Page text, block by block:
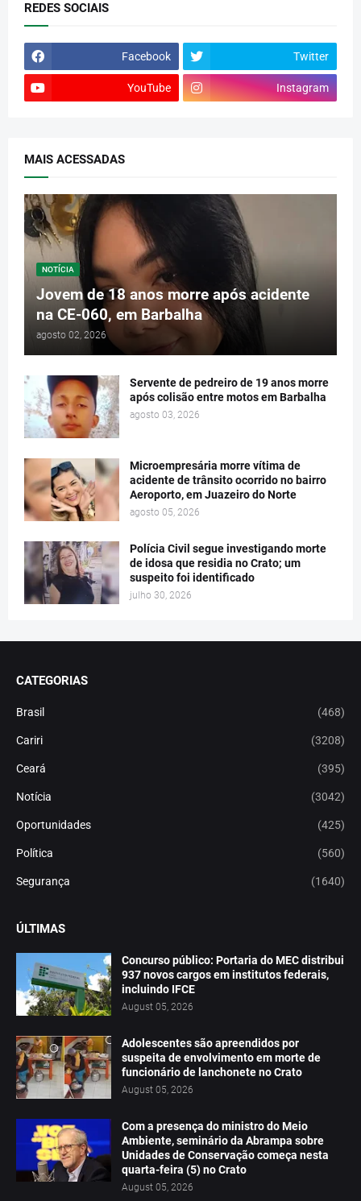
REDES SOCIAIS
Facebook Twitter
YouTube Instagram
MAIS ACESSADAS
NOTÍCIA
Jovem de 18 anos morre após acidente
na CE-060, em Barbalha
agosto 02, 2026
Servente de pedreiro de 19 anos morre
após colisão entre motos em Barbalha
agosto 03, 2026
Microempresária morre vítima de
acidente de trânsito ocorrido no bairro
Aeroporto, em Juazeiro do Norte
agosto 05, 2026
Polícia Civil segue investigando morte
de idosa que residia no Crato; um
suspeito foi identificado
julho 30, 2026
CATEGORIAS
Brasil (468)
Cariri (3208)
Ceará (395)
Notícia (3042)
Oportunidades (425)
Política (560)
Segurança (1640)
ÚLTIMAS
Concurso público: Portaria do MEC distribui
937 novos cargos em institutos federais,
incluindo IFCE
August 05, 2026
Adolescentes são apreendidos por
suspeita de envolvimento em morte de
funcionário de lanchonete no Crato
August 05, 2026
Com a presença do ministro do Meio
Ambiente, seminário da Abrampa sobre
Unidades de Conservação começa nesta
quarta-feira (5) no Crato
August 05, 2026